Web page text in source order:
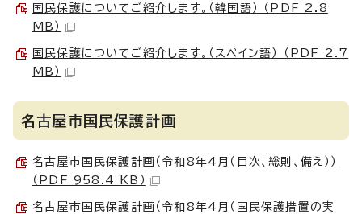
国民保護についてご紹介します。（韓国語） （PDF 2.8
MB）
国民保護についてご紹介します。（スペイン語） （PDF 2.7
MB）
名古屋市国民保護計画
名古屋市国民保護計画（令和8年4月（目次、総則、備え））
（PDF 958.4 KB）
名古屋市国民保護計画（令和8年4月（国民保護措置の実